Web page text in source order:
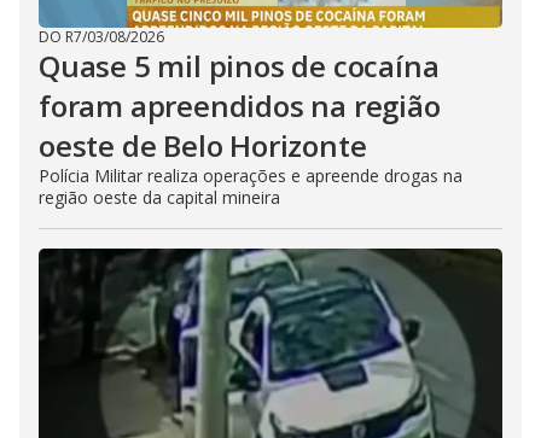
DO R7/03/08/2026
Quase 5 mil pinos de cocaína
foram apreendidos na região
oeste de Belo Horizonte
Polícia Militar realiza operações e apreende drogas na
região oeste da capital mineira